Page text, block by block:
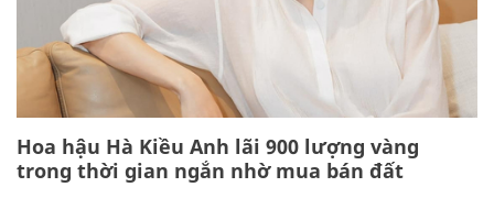
Hoa hậu Hà Kiều Anh lãi 900 lượng vàng
trong thời gian ngắn nhờ mua bán đất